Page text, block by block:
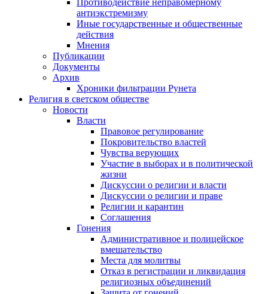
Противодействие неправомерному
антиэкстремизму
Иные государственные и общественные
действия
Мнения
Публикации
Документы
Архив
Хроники фильтрации Рунета
Религия в светском обществе
Новости
Власти
Правовое регулирование
Покровительство властей
Чувства верующих
Участие в выборах и в политической
жизни
Дискуссии о религии и власти
Дискуссии о религии и праве
Религии и карантин
Соглашения
Гонения
Административное и полицейское
вмешательство
Места для молитвы
Отказ в регистрации и ликвидация
религиозных объединений